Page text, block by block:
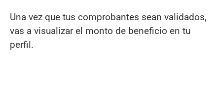
Una vez que tus comprobantes sean validados,
vas a visualizar el monto de beneficio en tu
perfil.